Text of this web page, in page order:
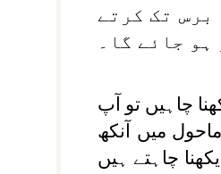
برس تک کرتے
ہو جائے گا۔
چاہیں تو آپ
میں آنکھ
چاہتے ہیں